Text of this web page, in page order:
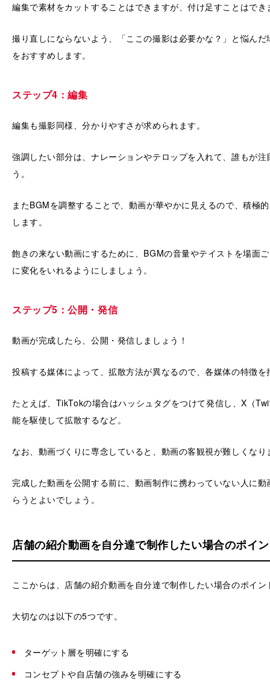
編集で素材をカットすることはできますが、付け足すことはでき
撮り直しにならないよう、「ここの撮影は必要かな？」と悩ん
をおすすめします。
ステップ4：編集
編集も撮影同様、分かりやすさが求められます。
強調したい部分は、ナレーションやテロップを入れて、誰もが
う。
またBGMを調整することで、動画が華やかに見えるので、積極
します。
飽きの来ない動画にするために、BGMの音量やテイストを場面
に変化をいれるようにしましょう。
ステップ5：公開・発信
動画が完成したら、公開・発信しましょう！
投稿する媒体によって、拡散方法が異なるので、各媒体の特徴
たとえば、TikTokの場合はハッシュタグをつけて発信し、X（
能を駆使して拡散するなど。
なお、動画づくりに専念していると、動画の客観視が難しくなり
完成した動画を公開する前に、動画制作に携わっていない人に
らうとよいでしょう。
店舗の紹介動画を自分達で制作したい場合のポイ
ここからは、店舗の紹介動画を自分達で制作したい場合のポイ
大切なのは以下の5つです。
ターゲット層を明確にする
コンセプトや自店舗の強みを明確にする